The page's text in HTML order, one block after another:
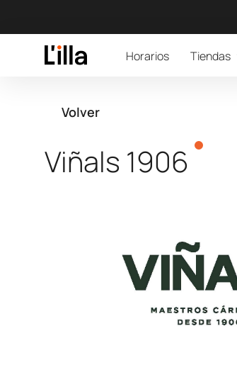
Horarios Tiendas
Volver
Viñals 1906